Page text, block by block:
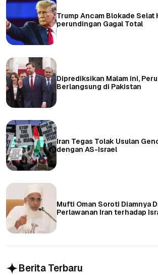
Trump Ancam Blokade Selat
perundingan Gagal Total
Diprediksikan Malam ini,
Berlangsung di Pakistan
Iran Tegas Tolak Usulan
dengan AS-Israel
Mufti Oman Soroti Diamnya
Perlawanan Iran terhadap
Berita Terbaru